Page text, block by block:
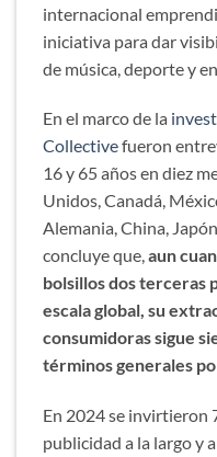
internacional
iniciativa para dar
de música, deporte y
En el marco de la
Collectivefueron
16 y 65 años en diez
Unidos, Canadá,
Alemania, China,
concluye que,aun
bolsillos dos terceras
escala global, su
consumidoras sigue
términos generales
En 2024 se invirtieron
publicidad a la largo y